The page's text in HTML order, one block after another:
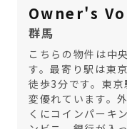
Owner's
群馬
こちらの物件は中
す。最寄り駅は東
徒歩3分です。東
変優れています。
くにコインパーキ